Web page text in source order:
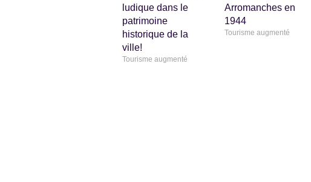
ludique dans le
patrimoine
historique de la
ville!
Tourisme augmenté
Arromanches en
1944
Tourisme augmenté